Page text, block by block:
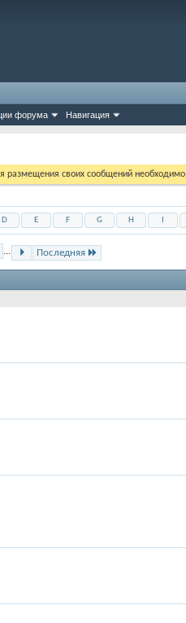
форума Навигация
размещения своих сообщений необходимо
D E F G H
... Последняя